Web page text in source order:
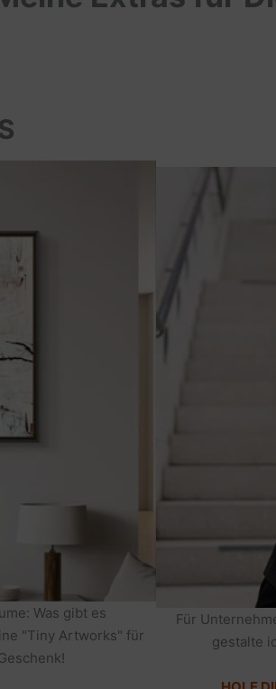
Was gibt es
"Tiny Artworks" für
Für
gestalte